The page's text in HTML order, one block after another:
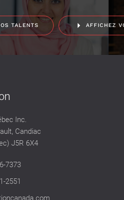
TALENTS AFFICHEZ
Inc.
Candiac
J5R 6X4
7373
2551